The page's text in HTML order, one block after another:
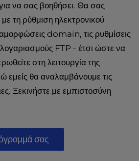
να σας βοηθήσει. Θα σας
τη ρύθμιση ηλεκτρονικού
domain, τις ρυθμίσεις
FTP - έτσι ώστε να
στη λειτουργία της
εμείς θα αναλαμβάνουμε τις
Ξεκινήστε με εμπιστοσύνη
σας